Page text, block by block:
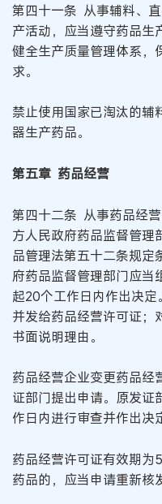
第四十一条 从事辅料、
产活动，应当遵守药品生
健全生产质量管理体系，
求。
禁止使用国家已淘汰的辅
器生产药品。
第五章 药品经营
第四十二条 从事药品经
方人民政府药品监督管理
品管理法第五十二条规定
府药品监督管理部门应当
起20个工作日内作出决
并发给药品经营许可证；
书面说明理由。
药品经营企业变更药品经
证部门提出申请。原发证
作日内进行审查并作出决
药品经营许可证有效期为
药品的，应当申请重新核